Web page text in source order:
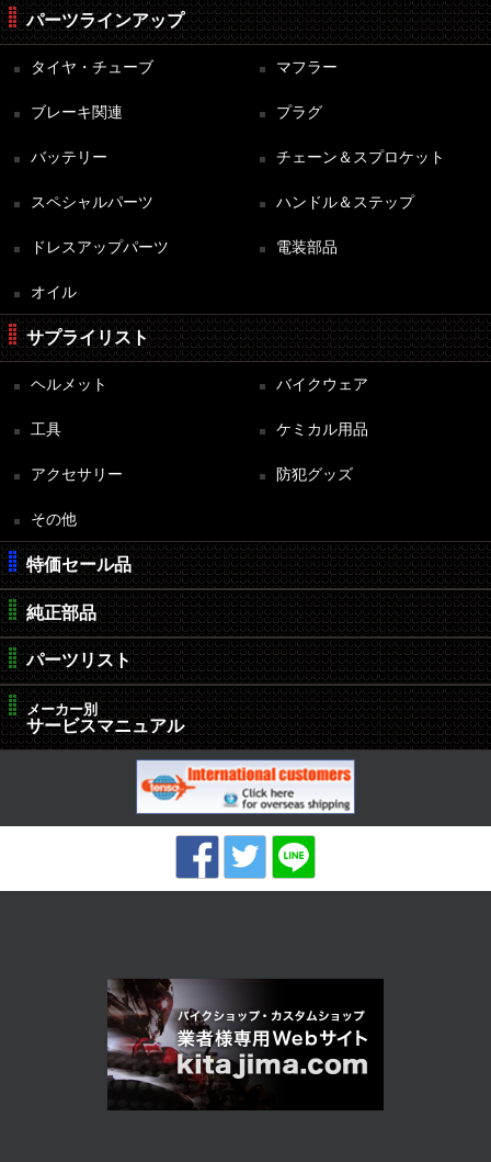
パーツラインアップ
タイヤ・チューブ マフラー
ブレーキ関連 プラグ
バッテリー チェーン＆スプロケット
スペシャルパーツ ハンドル＆ステップ
ドレスアップパーツ 電装部品
オイル
サプライリスト
ヘルメット バイクウェア
工具 ケミカル用品
アクセサリー 防犯グッズ
その他
特価セール品
純正部品
パーツリスト
メーカー別
サービスマニュアル